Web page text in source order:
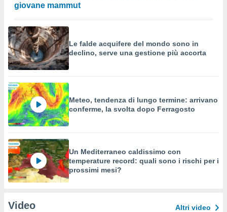
giovane mammut
Le falde acquifere del mondo sono in
declino, serve una gestione più accorta
Meteo, tendenza di lungo termine: arrivano
conferme, la svolta dopo Ferragosto
Un Mediterraneo caldissimo con
temperature record: quali sono i rischi per i
prossimi mesi?
Video Altri video